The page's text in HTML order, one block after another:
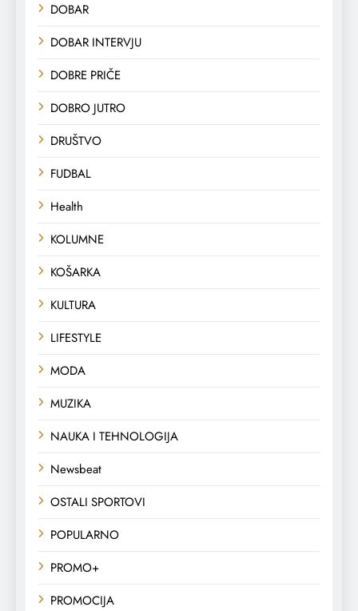
DOBAR
DOBAR INTERVJU
DOBRE PRIČE
DOBRO JUTRO
DRUŠTVO
FUDBAL
Health
KOLUMNE
KOŠARKA
KULTURA
LIFESTYLE
MODA
MUZIKA
NAUKA I TEHNOLOGIJA
Newsbeat
OSTALI SPORTOVI
POPULARNO
PROMO+
PROMOCIJA